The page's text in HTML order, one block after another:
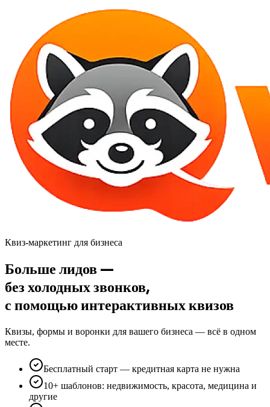
Квиз-маркетинг для бизнеса
Больше лидов —
без холодных звонков,
с помощью интерактивных квизов
Квизы, формы и воронки для вашего бизнеса — всё в одном
месте.
Бесплатный старт — кредитная карта не нужна
10+ шаблонов: недвижимость, красота, медицина и
другие